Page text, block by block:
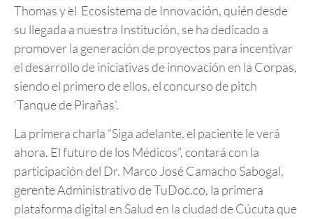
Thomas y el Ecosistema de Innovación, quién desde
su llegada a nuestra Institución, se ha dedicado a
promover la generación de proyectos para incentivar
el desarrollo de iniciativas de innovación en la Corpas,
siendo el primero de ellos, el concurso de pitch
‘Tanque de Pirañas’.
La primera charla “Siga adelante, el paciente le verá
ahora. El futuro de los Médicos”, contará con la
participación del Dr. Marco José Camacho Sabogal,
gerente Administrativo de TuDoc.co, la primera
plataforma digital en Salud en la ciudad de Cúcuta que